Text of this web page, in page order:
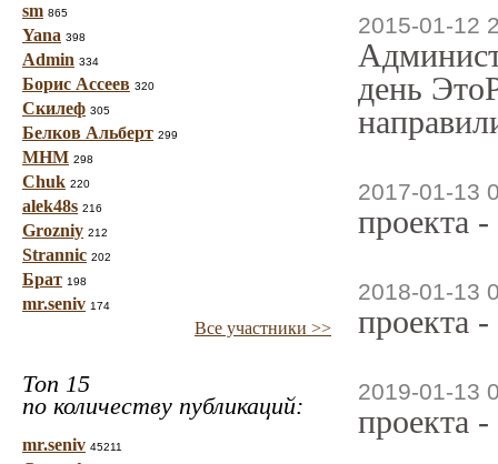
sm 865
Yana 398
Admin 334
Борис Ассеев 320
Скилеф 305
Белков Альберт 299
МНМ 298
Chuk 220
alek48s 216
Grozniy 212
Strannic 202
Брат 198
mr.seniv 174
Все участники >>
Топ 15
по количеству публикаций:
mr.seniv 45211
2015-01-12
день
2017-01-13
проекта
2018-01-13
проекта
2019-01-13
проекта